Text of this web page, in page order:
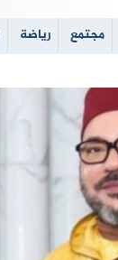
مجتمع رياضة